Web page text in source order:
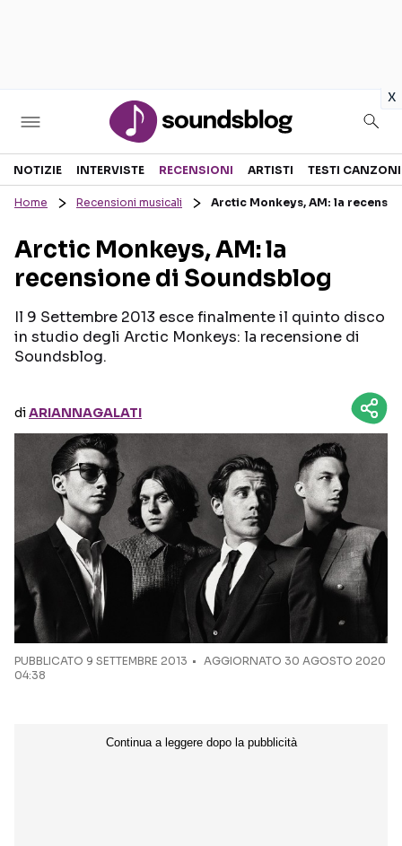
x
Sezioni
RECENSIONI MUSICALI
INTERVISTE
GOSSIP E CURIOSITÀ
TESTI CANZONI
TOUR ED EVENTI
TALENT SHOW
NOTIZIE INTERVISTE RECENSIONI ARTISTI TESTI CANZONI
Home Recensioni musicali Arctic Monkeys, AM: la
Arctic Monkeys, AM: la
recensione di Soundsblog
Il 9 Settembre 2013 esce finalmente il quinto disco
in studio degli Arctic Monkeys: la recensione di
Soundsblog.
diARIANNAGALATI
PUBBLICATO 9 SETTEMBRE 2013
AGGIORNATO 30 AGOSTO 2020
04:38